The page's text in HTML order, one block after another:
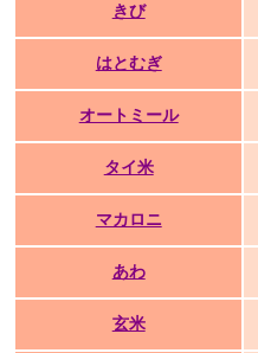
きび
はとむぎ
オートミール
タイ米
マカロニ
あわ
玄米